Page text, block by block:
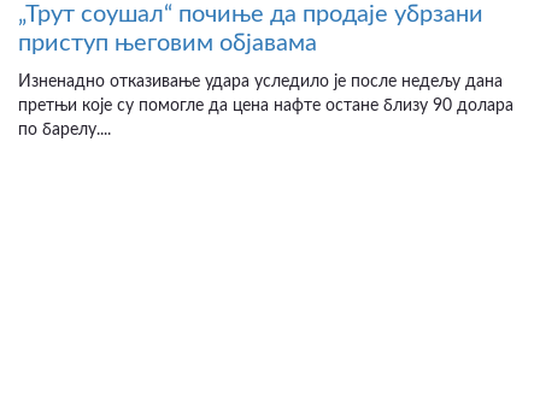
„Трут соушал“ почиње да продаје убрзани
приступ његовим објавама
Изненадно отказивање удара уследило је после недељу дана
претњи које су помогле да цена нафте остане близу 90 долара
по барелу....